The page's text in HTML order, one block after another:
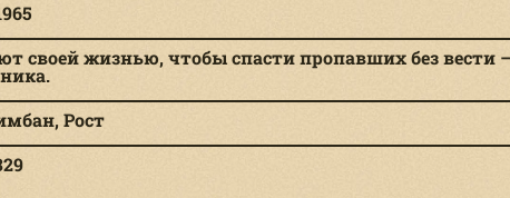
своей жизнью, чтобы спасти пропавших без вести
Рост